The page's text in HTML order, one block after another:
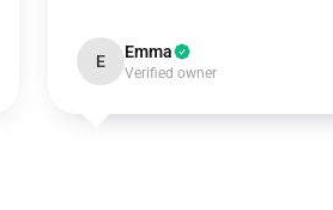
E Emma
Verified owner